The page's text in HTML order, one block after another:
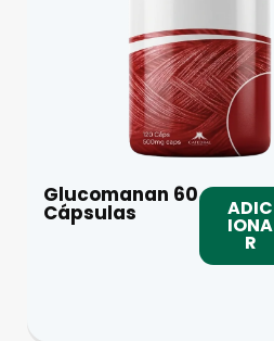
Glucomanan 60
Cápsulas ADIC
IONA
R